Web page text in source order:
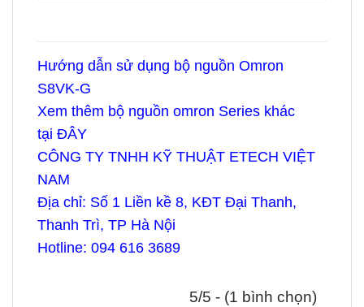
Hướng dẫn sử dụng bộ nguồn Omron
S8VK-G
Xem thêm bộ nguồn omron Series khác
tại ĐÂY
CÔNG TY TNHH KỸ THUẬT ETECH VIỆT
NAM
Địa chỉ: Số 1 Liền kề 8, KĐT Đại Thanh,
Thanh Trì, TP Hà Nội
Hotline: 094 616 3689
5/5 - (1 bình chọn)